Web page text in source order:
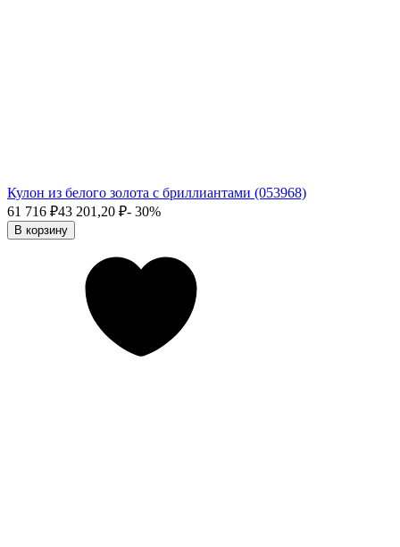
Кулон из белого золота с бриллиантами (053968)
61 716 ₽43 201,20 ₽- 30%
В корзину